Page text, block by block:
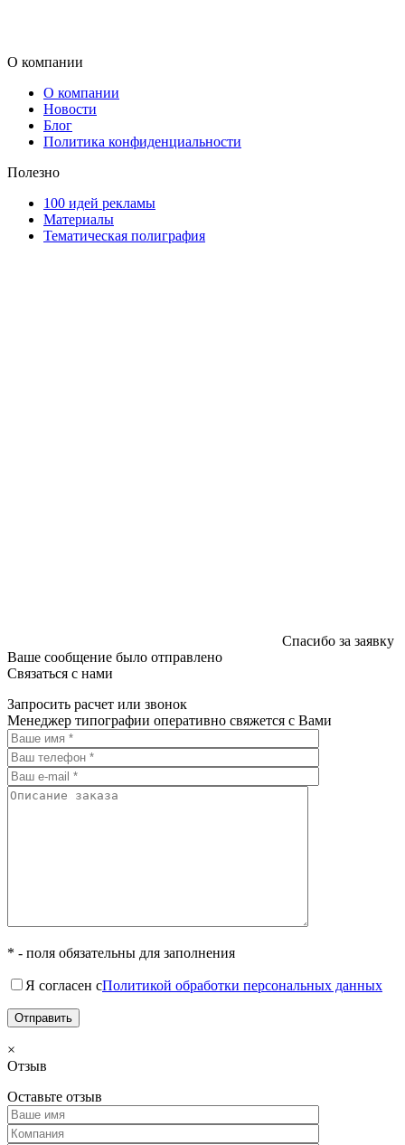
О компании
О компании
Новости
Блог
Политика конфиденциальности
Полезно
100 идей рекламы
Материалы
Тематическая полиграфия
Спасибо за заявку
Ваше сообщение было отправлено
Связаться с нами
Запросить расчет или звонок
Менеджер типографии оперативно свяжется с Вами
* - поля обязательны для заполнения
Я согласен сПолитикой обработки персональных данных
×
Отзыв
Оставьте отзыв